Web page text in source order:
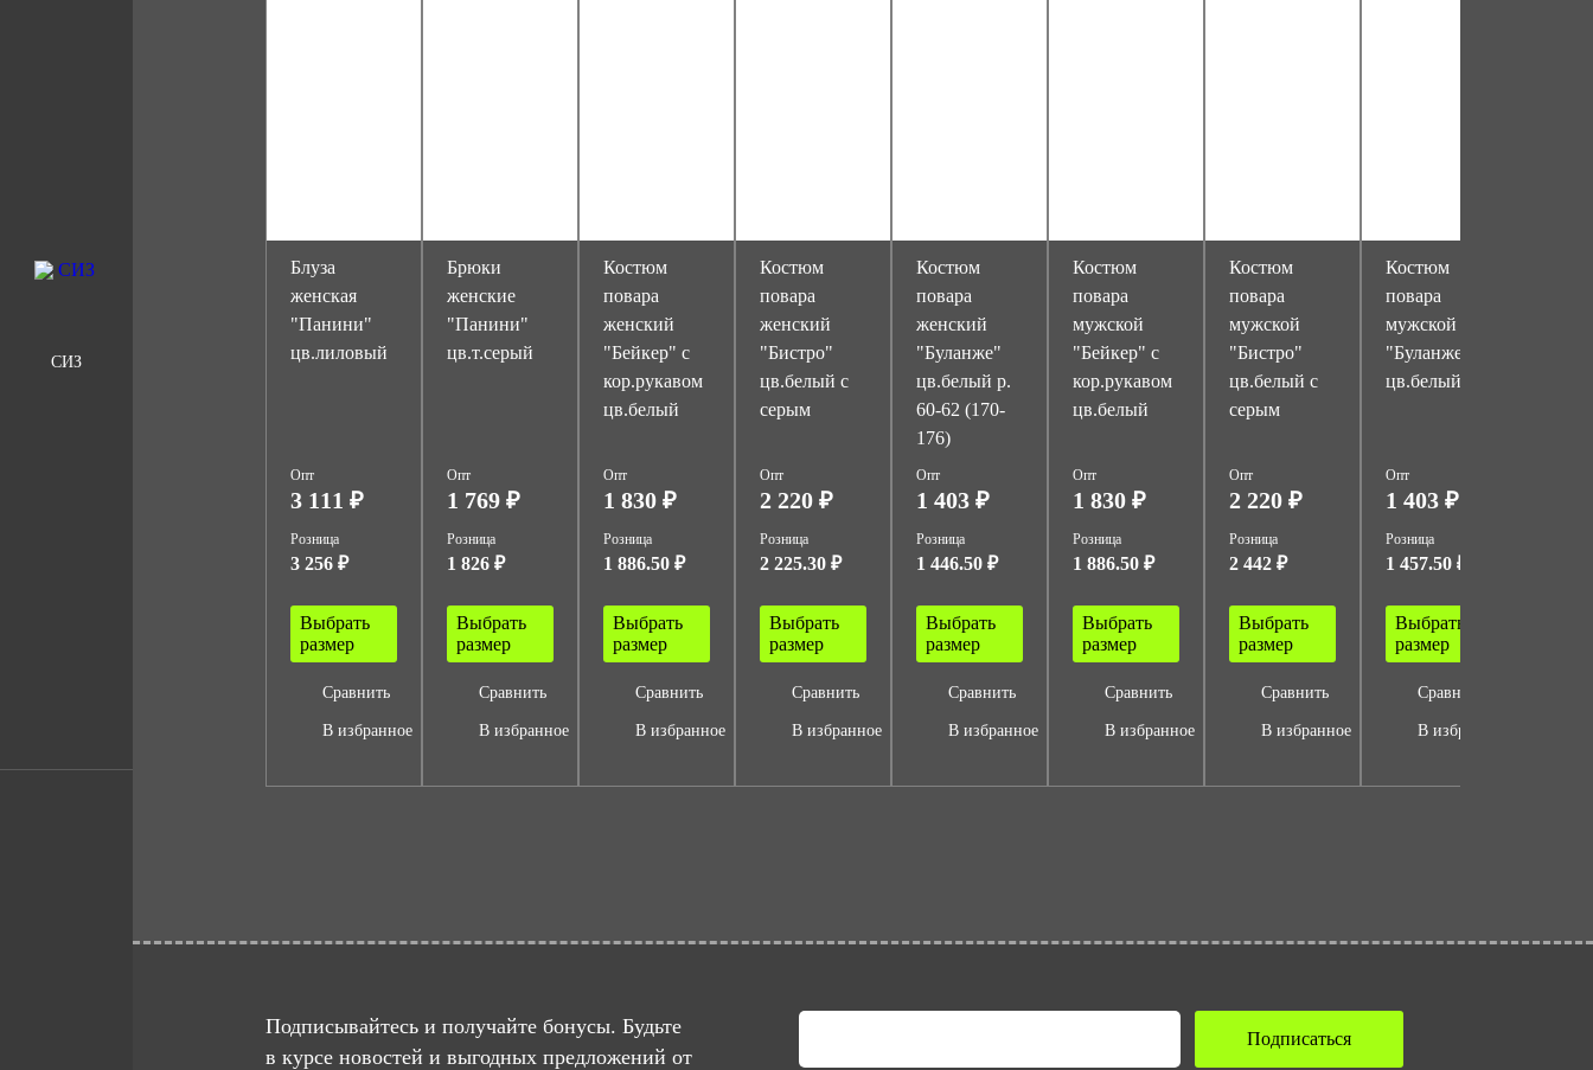
СИЗ
Блуза
женская
"Панини"
цв.лиловый
Опт
3 111 ₽
Розница
3 256 ₽
Выбрать
размер
Сравнить
В избранное
Брюки
женские
"Панини"
цв.т.серый
Опт
1 769 ₽
Розница
1 826 ₽
Выбрать
размер
Сравнить
В избранное
Костюм
повара
женский
"Бейкер" с
кор.рукавом
цв.белый
Опт
1 830 ₽
Розница
1 886.50 ₽
Выбрать
размер
Сравнить
В избранное
Костюм
повара
женский
"Бистро"
цв.белый с
серым
Опт
2 220 ₽
Розница
2 225.30 ₽
Выбрать
размер
Сравнить
В избранное
Костюм
повара
женский
"Буланже"
цв.белый р.
60-62 (170-
176)
Опт
1 403 ₽
Розница
1 446.50 ₽
Выбрать
размер
Сравнить
В избранное
Костюм
повара
мужской
"Бейкер" с
кор.рукавом
цв.белый
Опт
1 830 ₽
Розница
1 886.50 ₽
Выбрать
размер
Сравнить
В избранное
Костюм
повара
мужской
"Бистро"
цв.белый с
серым
Опт
2 220 ₽
Розница
2 442 ₽
Выбрать
размер
Сравнить
В избранное
Костюм
повара
мужской
"Буланже"
цв.белый
Опт
1 403 ₽
Розница
1 457.50 ₽
Выбрать
размер
Сравнить
В избранное
Подписывайтесь и получайте бонусы. Будьте
в курсе новостей и выгодных предложений от
Подписаться